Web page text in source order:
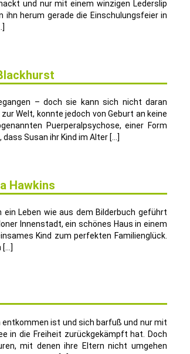
und nur mit einem winzigen Lederslip
ihn herum gerade die Einschulungsfeier in
– doch sie kann sich nicht daran
Welt, konnte jedoch von Geburt an keine
Puerperalpsychose, einer Form
Susan ihr Kind im Alter […]
Hawkins
Leben wie aus dem Bilderbuch geführt
Innenstadt, ein schönes Haus in einem
Kind zum perfekten Familienglück.
[…]
entkommen ist und sich barfuß und nur mit
in die Freiheit zurückgekämpft hat. Doch
mit denen ihre Eltern nicht umgehen